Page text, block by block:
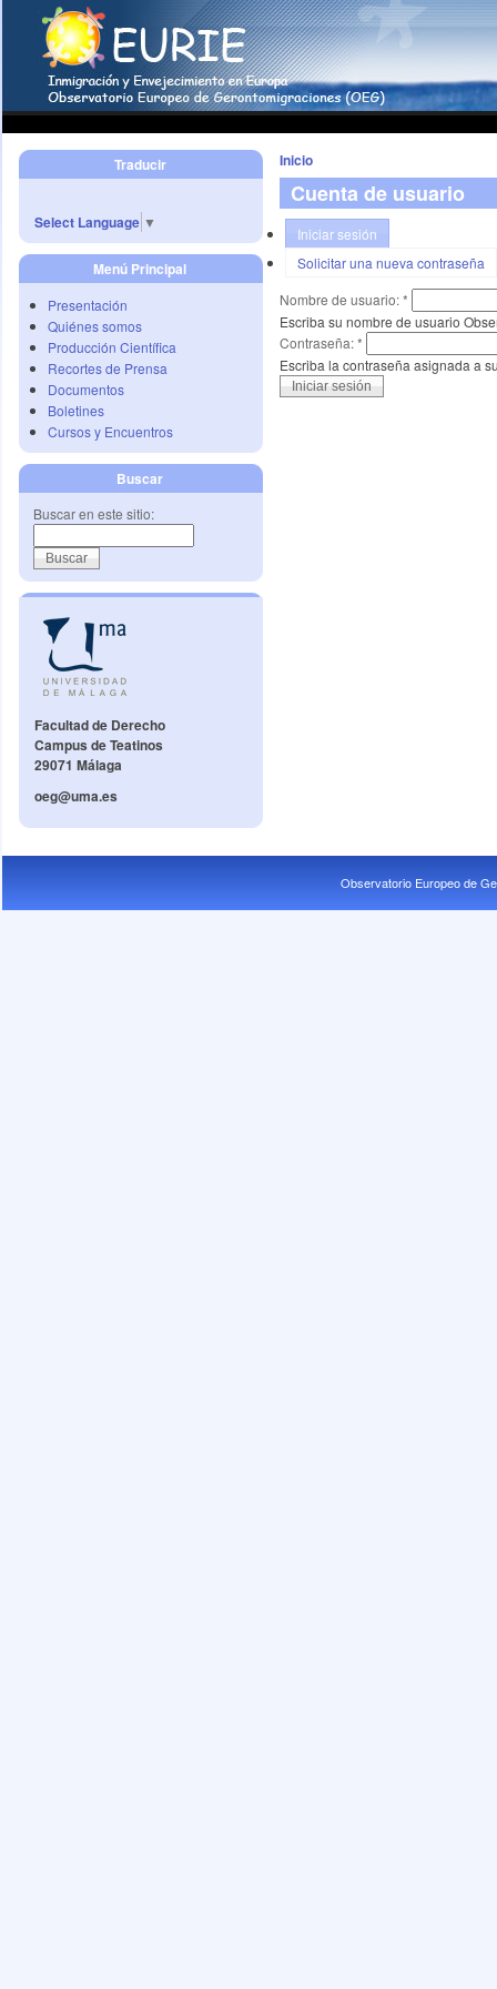
Traducir
Select Language ▼
Menú Principal
Presentación
Quiénes somos
Producción Científica
Recortes de Prensa
Documentos
Boletines
Cursos y Encuentros
Buscar
Buscar en este sitio:
Facultad de Derecho
Campus de Teatinos
29071 Málaga
oeg@uma.es
Inicio
Cuenta de usuario
Iniciar sesión
Solicitar una nueva contraseña
Nombre de usuario:*
Escriba su nombre de usuario
Contraseña:*
Escriba la contraseña asignada a
Observatorio Europeo de